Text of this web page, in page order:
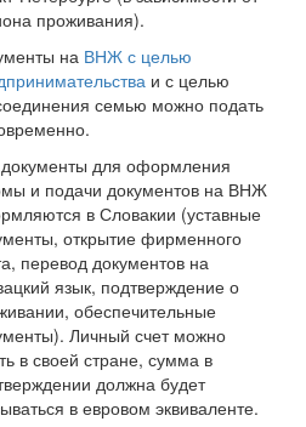
проживания).
на ВНЖ с целью
и с целью
семью можно подать
для оформления
и подачи документов на ВНЖ
в Словакии (уставные
открытие фирменного
перевод документов на
язык, подтверждение о
обеспечительные
Личный счет можно
в своей стране, сумма в
должна будет
в евровом эквиваленте.